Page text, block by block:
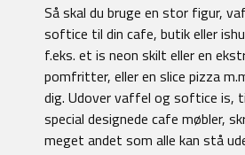
Så skal du bruge en stor figur,
softice til din cafe, butik eller
f.eks. et is neon skilt eller en
pomfritter, eller en slice pizza
dig. Udover vaffel og softice is,
special designede cafe møbler,
meget andet som alle kan stå